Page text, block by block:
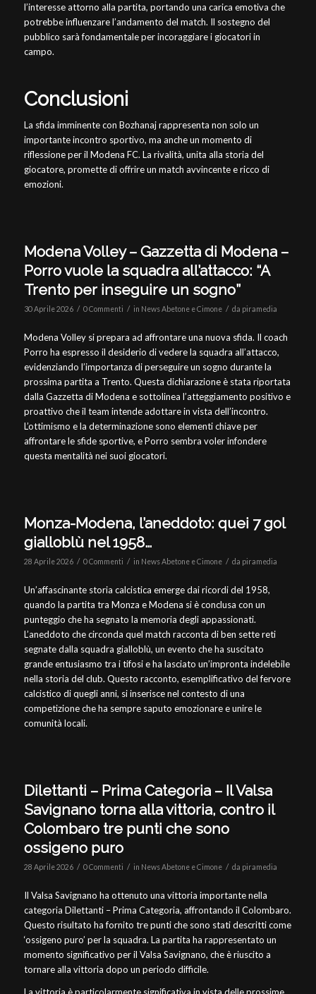
l’interesse attorno alla partita, portando una carica emotiva che
potrebbe influenzare l’andamento del match. Il sostegno del
pubblico sarà fondamentale per incoraggiare i giocatori in
campo.
Conclusioni
La sfida imminente con Bozhanaj rappresenta non solo un
importante incontro sportivo, ma anche un momento di
riflessione per il Modena FC. La rivalità, unita alla storia del
giocatore, promette di offrire un match avvincente e ricco di
emozioni.
Modena Volley – Gazzetta di Modena –
Porro vuole la squadra all’attacco: “A
Trento per inseguire un sogno”
30 Aprile 2026 / 0 Commenti / in News Abetone e Cimone / da piramedia
Modena Volley si prepara ad affrontare una nuova sfida. Il coach
Porro ha espresso il desiderio di vedere la squadra all’attacco,
evidenziando l’importanza di perseguire un sogno durante la
prossima partita a Trento. Questa dichiarazione è stata riportata
dalla Gazzetta di Modena e sottolinea l’atteggiamento positivo e
proattivo che il team intende adottare in vista dell’incontro.
L’ottimismo e la determinazione sono elementi chiave per
affrontare le sfide sportive, e Porro sembra voler infondere
questa mentalità nei suoi giocatori.
Monza-Modena, l’aneddoto: quei 7 gol
gialloblù nel 1958…
28 Aprile 2026 / 0 Commenti / in News Abetone e Cimone / da piramedia
Un’affascinante storia calcistica emerge dai ricordi del 1958,
quando la partita tra Monza e Modena si è conclusa con un
punteggio che ha segnato la memoria degli appassionati.
L’aneddoto che circonda quel match racconta di ben sette reti
segnate dalla squadra gialloblù, un evento che ha suscitato
grande entusiasmo tra i tifosi e ha lasciato un’impronta indelebile
nella storia del club. Questo racconto, esemplificativo del fervore
calcistico di quegli anni, si inserisce nel contesto di una
competizione che ha sempre saputo emozionare e unire le
comunità locali.
Dilettanti – Prima Categoria – Il Valsa
Savignano torna alla vittoria, contro il
Colombaro tre punti che sono
ossigeno puro
28 Aprile 2026 / 0 Commenti / in News Abetone e Cimone / da piramedia
Il Valsa Savignano ha ottenuto una vittoria importante nella
categoria Dilettanti – Prima Categoria, affrontando il Colombaro.
Questo risultato ha fornito tre punti che sono stati descritti come
‘ossigeno puro’ per la squadra. La partita ha rappresentato un
momento significativo per il Valsa Savignano, che è riuscito a
tornare alla vittoria dopo un periodo difficile.